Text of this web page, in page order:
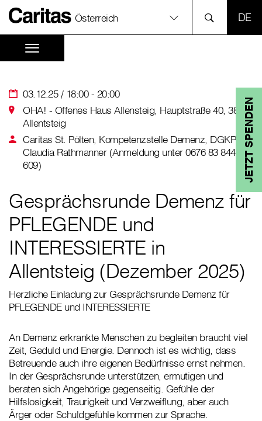
Österreich
JETZT SPENDEN
03.12.25 / 18:00 - 20:00
OHA! - Offenes Haus Allensteig, Hauptstraße 40, 3804
Allentsteig
Caritas St. Pölten, Kompetenzstelle Demenz, DGKP
Claudia Rathmanner (Anmeldung unter 0676 83 844
609)
Gesprächsrunde Demenz für
PFLEGENDE und
INTERESSIERTE in
Allentsteig (Dezember 2025)
Herzliche Einladung zur Gesprächsrunde Demenz für
PFLEGENDE und INTERESSIERTE
An Demenz erkrankte Menschen zu begleiten braucht viel
Zeit, Geduld und Energie. Dennoch ist es wichtig, dass
Betreuende auch ihre eigenen Bedürfnisse ernst nehmen.
In der Gesprächsrunde unterstützen, ermutigen und
beraten sich Angehörige gegenseitig. Gefühle der
Hilfslosigkeit, Traurigkeit und Verzweiflung, aber auch
Ärger oder Schuldgefühle kommen zur Sprache.